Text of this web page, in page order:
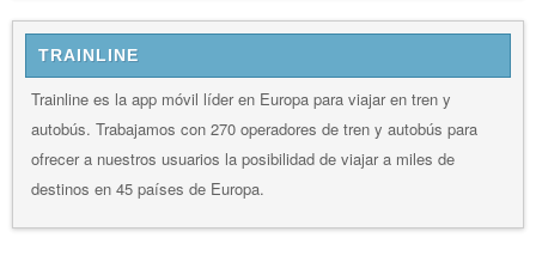
TRAINLINE
Trainline es la app móvil líder en Europa para viajar en tren y
autobús. Trabajamos con 270 operadores de tren y autobús para
ofrecer a nuestros usuarios la posibilidad de viajar a miles de
destinos en 45 países de Europa.